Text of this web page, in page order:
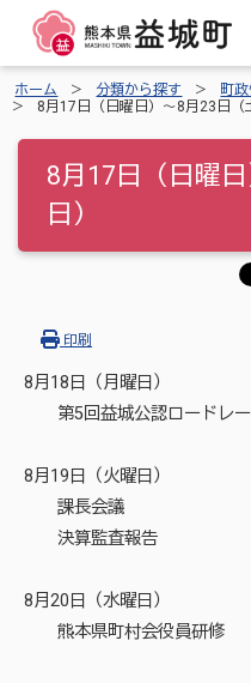
ホーム 分類から探す 町
8月17日（日曜日）～8月23日（
8月17日（日曜
日）
印刷
8月18日（月曜日）
第5回益城公認ロードレー
8月19日（火曜日）
課長会議
決算監査報告
8月20日（水曜日）
熊本県町村会役員研修